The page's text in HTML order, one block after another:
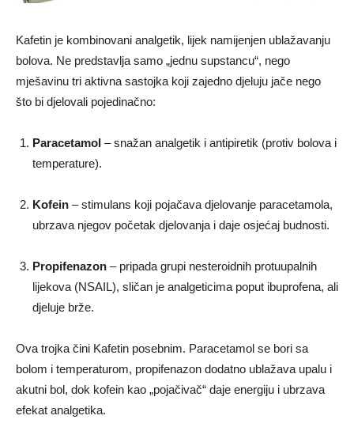
Kafetin je kombinovani analgetik, lijek namijenjen ublažavanju
bolova. Ne predstavlja samo „jednu supstancu“, nego
mješavinu tri aktivna sastojka koji zajedno djeluju jače nego
što bi djelovali pojedinačno:
Paracetamol – snažan analgetik i antipiretik (protiv bolova i
temperature).
Kofein – stimulans koji pojačava djelovanje paracetamola,
ubrzava njegov početak djelovanja i daje osjećaj budnosti.
Propifenazon – pripada grupi nesteroidnih protuupalnih
lijekova (NSAIL), sličan je analgeticima poput ibuprofena, ali
djeluje brže.
Ova trojka čini Kafetin posebnim. Paracetamol se bori sa
bolom i temperaturom, propifenazon dodatno ublažava upalu i
akutni bol, dok kofein kao „pojačivač“ daje energiju i ubrzava
efekat analgetika.